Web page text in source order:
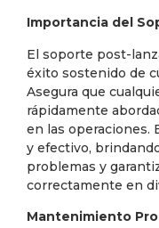
Importancia del
El soporte post-
éxito sostenido de
Asegura que
rápidamente
en las operaciones.
y efectivo,
problemas y
correctamente en
Mantenimiento